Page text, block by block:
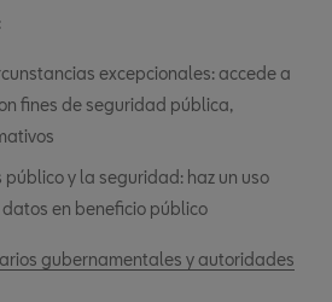
excepcionales: accede a
fines de seguridad pública,
y la seguridad: haz un uso
en beneficio público
gubernamentales y autoridades